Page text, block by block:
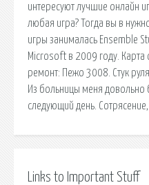
интересуют лучшие онлайн
любая игра? Тогда вы в
игры занималась Ensemble
Microsoft в 2009 году. Карта
ремонт: Пежо 3008. Стук
Из больницы меня довольно
следующий день. Сотрясение,
Links to Important Stuff